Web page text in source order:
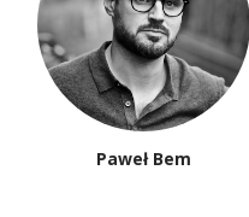
Paweł Bem